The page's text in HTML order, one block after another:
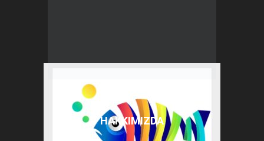
HAKKIMIZDA